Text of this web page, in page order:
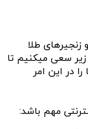
زنجیرهای طلا
سعی میکنیم تا
در این امر
مهم باشد: